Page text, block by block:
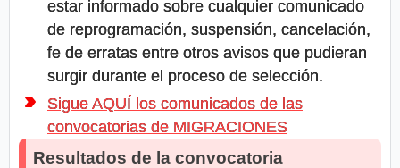
estar informado sobre cualquier comunicado
de reprogramación, suspensión, cancelación,
fe de erratas entre otros avisos que pudieran
surgir durante el proceso de selección.
Sigue AQUÍ los comunicados de las
convocatorias de MIGRACIONES
Resultados de la convocatoria